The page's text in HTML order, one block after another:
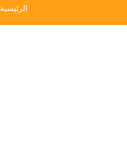
الرئيسية